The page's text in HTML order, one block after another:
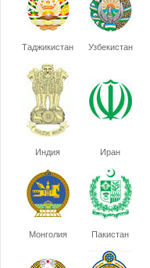
Таджикистан Узбекистан
Индия Иран
Монголия Пакистан